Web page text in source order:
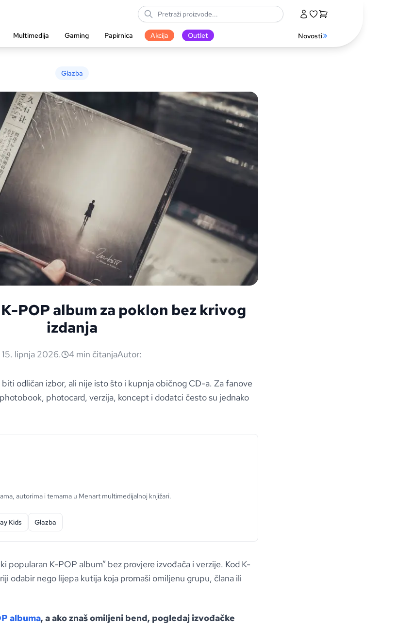
Multimedija Gaming Papirnica Akcija Outlet Novosti
Glazba
POP album za poklon bez krivog
izdanja
15. lipnja 2026. 4 min čitanjaAutor:
odličan izbor, ali nije isto što i kupnja običnog CD-a. Za fanove
photocard, verzija, koncept i dodatci često su jednako
autorima i temama u Menart multimedijalnoj knjižari.
Kids Glazba
popularan K-POP album” bez provjere izvođača i verzije. Kod K-
odabir nego lijepa kutija koja promaši omiljenu grupu, člana ili
albuma, a ako znaš omiljeni bend, pogledaj izvođačke